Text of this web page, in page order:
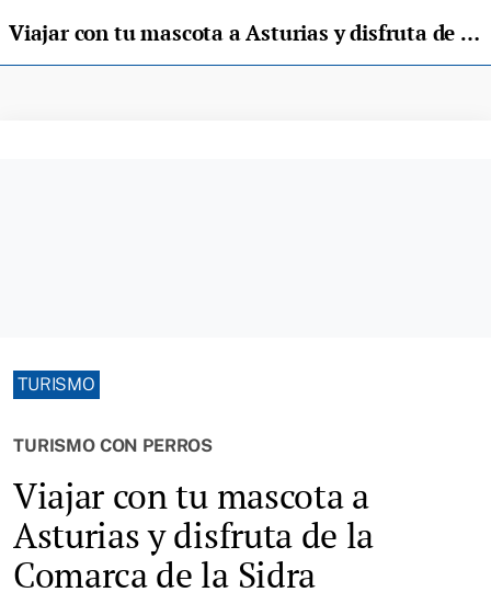
Viajar con tu mascota a Asturias y disfruta de la Comarca de la Sidra
TURISMO
TURISMO CON PERROS
Viajar con tu mascota a
Asturias y disfruta de la
Comarca de la Sidra